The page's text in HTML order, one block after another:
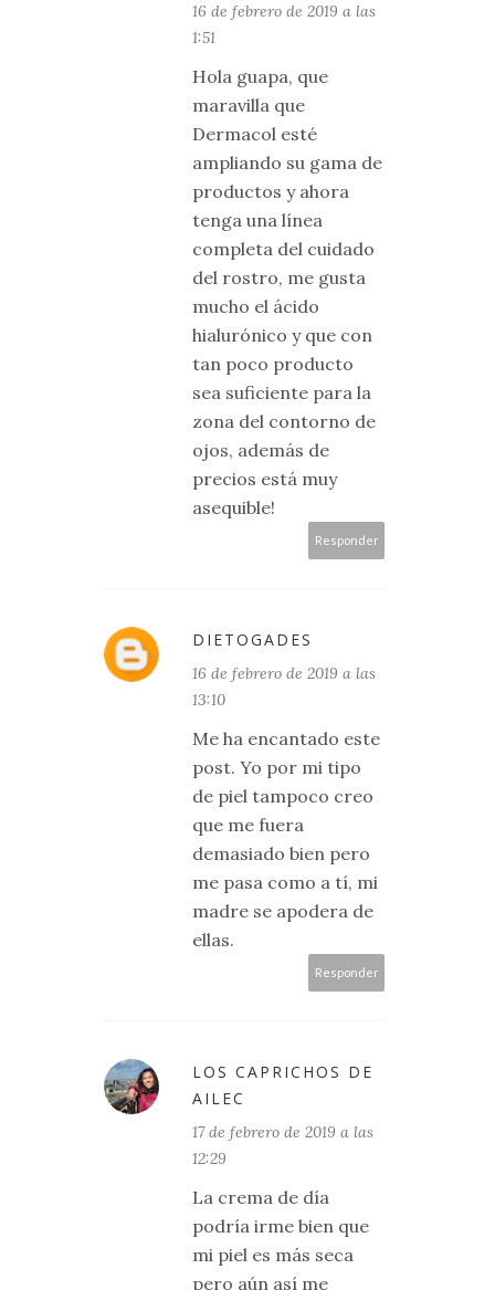
16 de febrero de 2019 a las
1:51
Hola guapa, que
maravilla que
Dermacol esté
ampliando su gama de
productos y ahora
tenga una línea
completa del cuidado
del rostro, me gusta
mucho el ácido
hialurónico y que con
tan poco producto
sea suficiente para la
zona del contorno de
ojos, además de
precios está muy
asequible!
Responder
DIETOGADES
16 de febrero de 2019 a las
13:10
Me ha encantado este
post. Yo por mi tipo
de piel tampoco creo
que me fuera
demasiado bien pero
me pasa como a tí, mi
madre se apodera de
ellas.
Responder
LOS CAPRICHOS DE
AILEC
17 de febrero de 2019 a las
12:29
La crema de día
podría irme bien que
mi piel es más seca
pero aún así me